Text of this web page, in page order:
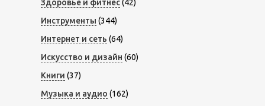
Здоровье и фитнес(42)
Инструменты (344)
Интернет и сеть (64)
Искусство и дизайн (60)
Книги (37)
Музыка и аудио (162)